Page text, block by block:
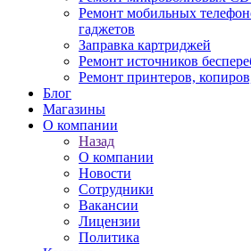
Ремонт мобильных
гаджетов
Заправка картриджей
Ремонт источников
Ремонт принтеров,
Блог
Магазины
О компании
Назад
О компании
Новости
Сотрудники
Вакансии
Лицензии
Политика